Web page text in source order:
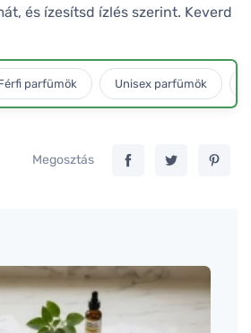
és ízesítsd ízlés szerint. Keverd
parfümök Unisex parfümök
Megosztás